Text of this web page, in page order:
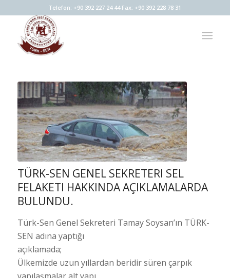
Telefon: +90 392 227 24 44 Fax: +90 392 228 78 31
TÜRK-SEN GENEL SEKRETERI SEL
FELAKETI HAKKINDA AÇIKLAMALARDA
BULUNDU.
Türk-Sen Genel Sekreteri Tamay Soysan’ın TÜRK-
SEN adına yaptığı
açıklamada;
Ülkemizde uzun yıllardan beridir süren çarpık